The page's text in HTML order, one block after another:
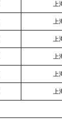
上
上
上
上
上
上